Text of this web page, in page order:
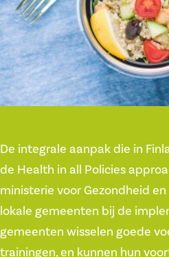
De integrale aanpak die in
de Health in all Policies
ministerie voor Gezondheid
lokale gemeenten bij de
gemeenten wisselen goede
trainingen, en kunnen hun